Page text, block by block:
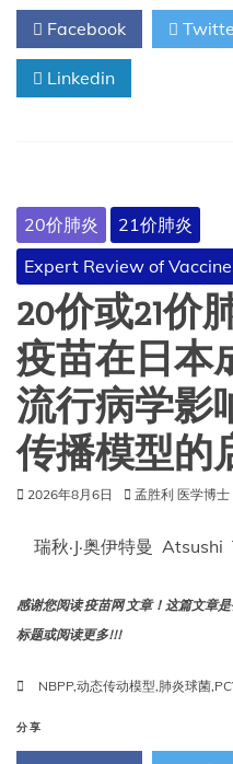
Facebook
Linkedin
20价肺炎
21价肺炎
Expert Review of
20价或21价
疫苗在日本
流行病学影
传播模型的
2026年8月6日 孟胜利 医学博士
瑞秋·J·奥伊特曼
感谢您阅读 疫苗网 文章！这篇文章
标题或阅读更多!!!
NBPP,动态传动模型,肺炎球菌,
分享